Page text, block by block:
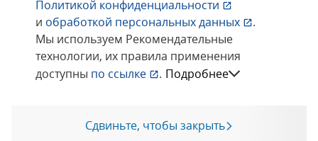
Политикой конфиденциальности
и обработкой персональных данных
.
Мы используем Рекомендательные
технологии, их правила применения
доступны по ссылке . Подробнее
Сдвиньте, чтобы закрыть
защищены.
Сообщить об ошибке
Позвоните мне